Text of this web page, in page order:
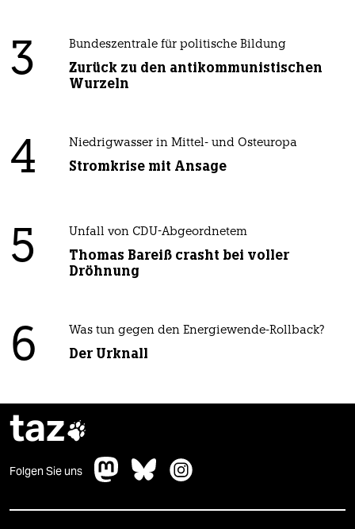
3 Bundeszentrale für politische Bildung
Zurück zu den antikommunistischen
Wurzeln
4 Niedrigwasser in Mittel- und Osteuropa
Stromkrise mit Ansage
5 Unfall von CDU-Abgeordnetem
Thomas Bareiß crasht bei voller
Dröhnung
6 Was tun gegen den Energiewende-Rollback?
Der Urknall
taz
Folgen Sie uns